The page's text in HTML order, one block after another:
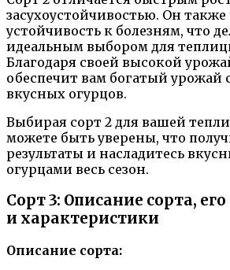
засухоустойчивостью. Он
устойчивость к болезням, что
идеальным выбором для
Благодаря своей высокой
обеспечит вам богатый урожай
вкусных огурцов.
Выбирая сорт 2 для вашей
можете быть уверены, что
результаты и насладитесь
огурцами весь сезон.
Сорт 3: Описание сорта,
и характеристики
Описание сорта: